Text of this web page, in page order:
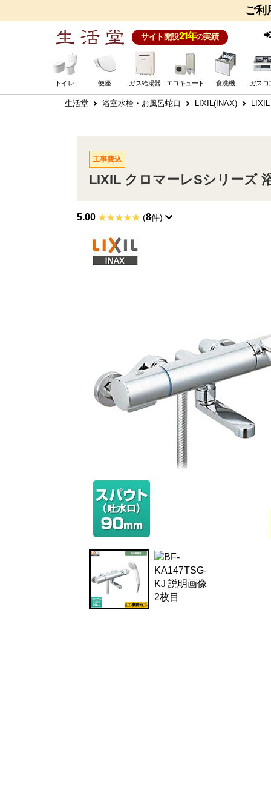
ご
サイト開設21年の実績
トイレ 便座 ガス給湯器 エコキュート 食洗機 ガスコ
生活堂 浴室水栓・お風呂蛇口 LIXIL(INAX)
工事費込
LIXIL クロマーレSシリーズ
5.00 (8件)